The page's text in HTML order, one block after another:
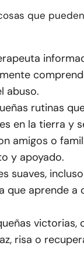
que
abuso.
rutinas
en la tierra y
amigos o
y apoyado.
suaves,
que aprende a
victorias,
risa o